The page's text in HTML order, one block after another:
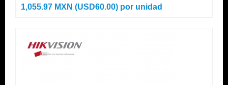
1,055.97 MXN (USD60.00) por unidad